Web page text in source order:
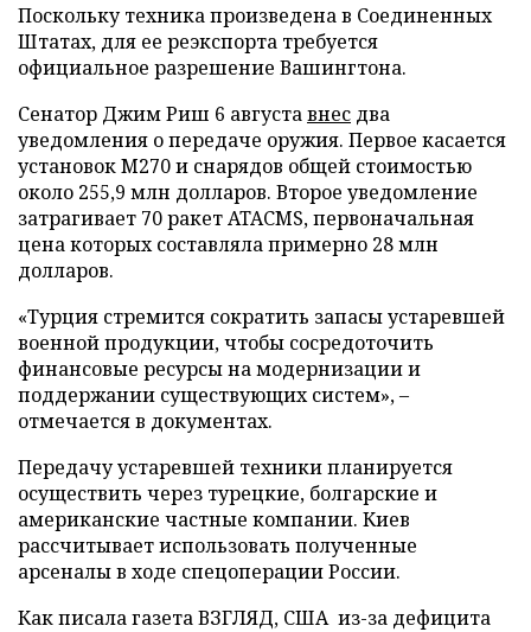
Поскольку техника произведена в Соединенных
Штатах, для ее реэкспорта требуется
официальное разрешение Вашингтона.
Сенатор Джим Риш 6 августавнес два
уведомления о передаче оружия. Первое касается
установок M270 и снарядов общей стоимостью
около 255,9 млн долларов. Второе уведомление
затрагивает 70 ракет ATACMS, первоначальная
цена которых составляла примерно 28 млн
долларов.
«Турция стремится сократить запасы устаревшей
военной продукции, чтобы сосредоточить
финансовые ресурсы на модернизации и
поддержании существующих систем», –
отмечается в документах.
Передачу устаревшей техники планируется
осуществить через турецкие, болгарские и
американские частные компании. Киев
рассчитывает использовать полученные
арсеналы в ходе спецоперации России.
Как писала газета ВЗГЛЯД, США из-за дефицита